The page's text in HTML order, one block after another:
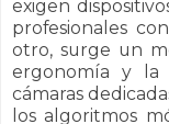
exigen
profesionales
otro, surge un
ergonomía y la
cámaras
los algoritmos